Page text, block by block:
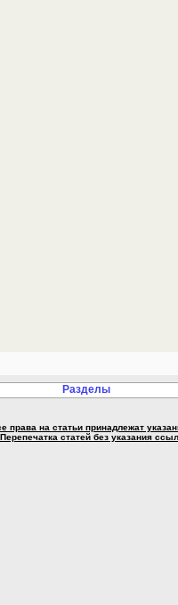
Разделы
права на статьи принадлежат
Перепечатка статей без указания